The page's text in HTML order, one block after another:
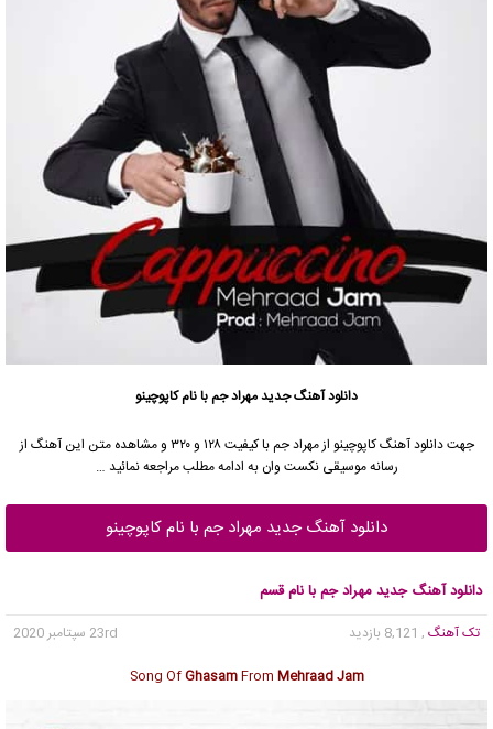
دانلود آهنگ جدیدمهراد جمبا نام کاپوچینو
جهت دانلود آهنگ کاپوچینو ازمهراد جم
با کیفیت ۱۲۸ و ۳۲۰ و مشاهده متن این آهنگ از
رسانه موسیقی نکست وان به ادامه مطلب مراجعه نمائید …
دانلود آهنگ جدید مهراد جم با نام کاپوچینو
دانلود آهنگ جدید مهراد جم با نام قسم
تک آهنگ , 8,121 بازدید
23rd سپتامبر 2020
Song OfGhasamFrom Mehraad Jam